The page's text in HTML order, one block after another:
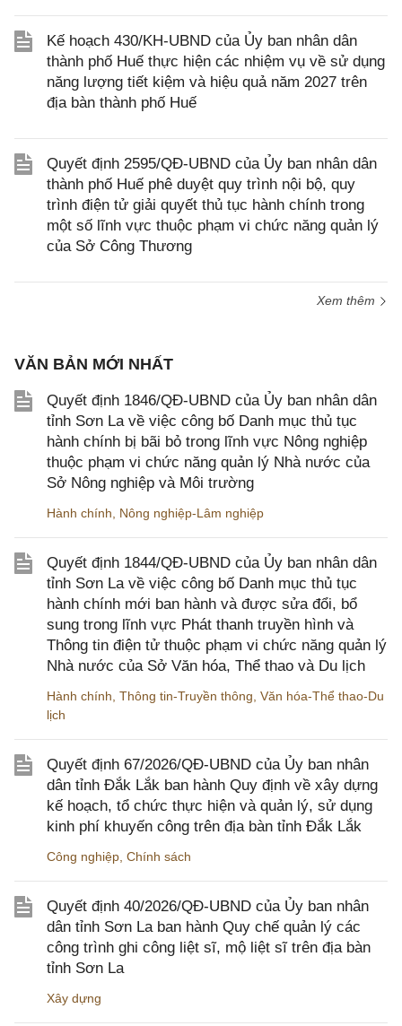
Kế hoạch 430/KH-UBND của Ủy ban nhân dân
thành phố Huế thực hiện các nhiệm vụ về sử dụng
năng lượng tiết kiệm và hiệu quả năm 2027 trên
địa bàn thành phố Huế
Quyết định 2595/QĐ-UBND của Ủy ban nhân dân
thành phố Huế phê duyệt quy trình nội bộ, quy
trình điện tử giải quyết thủ tục hành chính trong
một số lĩnh vực thuộc phạm vi chức năng quản lý
của Sở Công Thương
Xem thêm
VĂN BẢN MỚI NHẤT
Quyết định 1846/QĐ-UBND của Ủy ban nhân dân
tỉnh Sơn La về việc công bố Danh mục thủ tục
hành chính bị bãi bỏ trong lĩnh vực Nông nghiệp
thuộc phạm vi chức năng quản lý Nhà nước của
Sở Nông nghiệp và Môi trường
Hành chính Nông nghiệp-Lâm nghiệp
Quyết định 1844/QĐ-UBND của Ủy ban nhân dân
tỉnh Sơn La về việc công bố Danh mục thủ tục
hành chính mới ban hành và được sửa đổi, bổ
sung trong lĩnh vực Phát thanh truyền hình và
Thông tin điện tử thuộc phạm vi chức năng quản lý
Nhà nước của Sở Văn hóa, Thể thao và Du lịch
Hành chính Thông tin-Truyền thông Văn hóa-Thể thao-Du
lịch
Quyết định 67/2026/QĐ-UBND của Ủy ban nhân
dân tỉnh Đắk Lắk ban hành Quy định về xây dựng
kế hoạch, tổ chức thực hiện và quản lý, sử dụng
kinh phí khuyến công trên địa bàn tỉnh Đắk Lắk
Công nghiệp Chính sách
Quyết định 40/2026/QĐ-UBND của Ủy ban nhân
dân tỉnh Sơn La ban hành Quy chế quản lý các
công trình ghi công liệt sĩ, mộ liệt sĩ trên địa bàn
tỉnh Sơn La
Xây dựng